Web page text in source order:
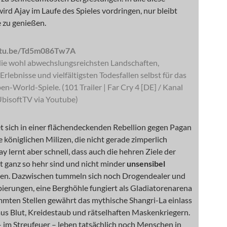
Ajay im Laufe des Spieles vordringen, nur bleibt
genießen.
Td5m086Tw7A
wohl abwechslungsreichsten Landschaften,
und vielfältigsten Todesfallen selbst für das
World-Spiele. (101 Trailer | Far Cry 4 [DE] / Kanal
via Youtube)
sich in einer flächendeckenden Rebellion gegen Pagan
königlichen Milizen, die nicht gerade zimperlich
lernt aber schnell, dass auch die hehren Ziele der
ganz so hehr sind und nicht minder unsensibel
Dazwischen tummeln sich noch Drogendealer und
eine Berghöhle fungiert als Gladiatorenarena
Stellen gewährt das mythische Shangri-La einlass
Blut, Kreidestaub und rätselhaften Maskenkriegern.
im Streufeuer – leben tatsächlich noch Menschen in